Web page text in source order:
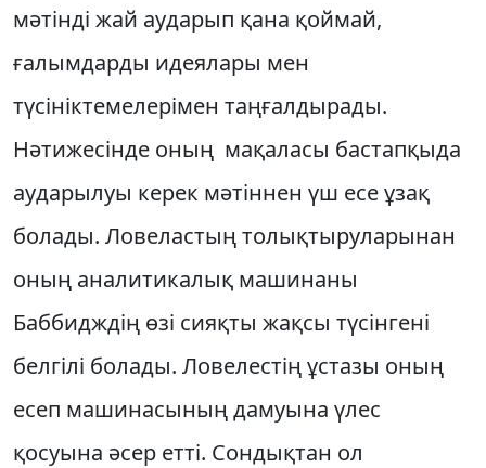
мәтінді жай аударып қана қоймай,
ғалымдарды идеялары мен
түсініктемелерімен таңғалдырады.
Нәтижесінде оның мақаласы бастапқыда
аударылуы керек мәтіннен үш есе ұзақ
болады. Ловеластың толықтыруларынан
оның аналитикалық машинаны
Баббидждің өзі сияқты жақсы түсінгені
белгілі болады. Ловелестің ұстазы оның
есеп машинасының дамуына үлес
қосуына әсер етті. Сондықтан ол